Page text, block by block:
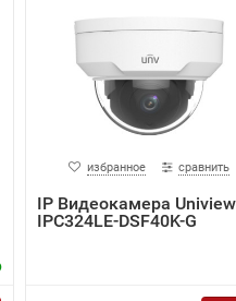
избранное сравнить
IP Видеокамера Uniview
IPC324LE-DSF40K-G